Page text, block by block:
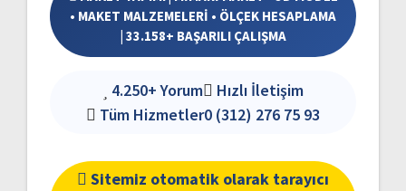
• MAKET MALZEMELERİ • ÖLÇEK HESAPLAMA
| 33.158+ BAŞARILI ÇALIŞMA
4.250+ Yorum
Hızlı İletişim
Tüm Hizmetler0 (312) 276 75 93
Sitemiz otomatik olarak tarayıcı